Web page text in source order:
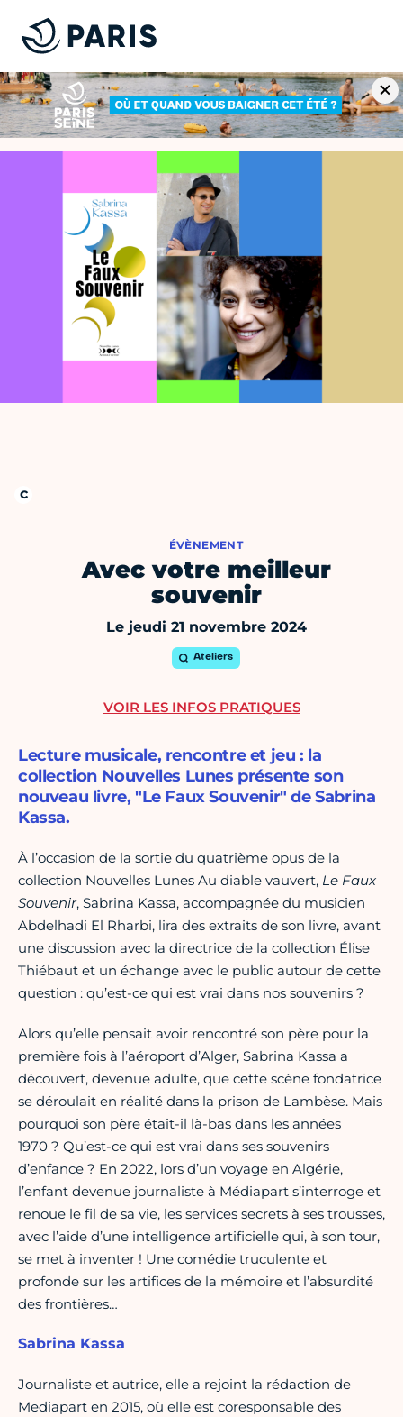
ÉVÈNEMENT
Avec votre meilleur
souvenir
Le jeudi 21 novembre 2024
Ateliers
Lecture musicale, rencontre et jeu : la
collection Nouvelles Lunes présente son
nouveau livre, "Le Faux Souvenir" de Sabrina
Kassa.
À l’occasion de la sortie du quatrième opus de la
collection Nouvelles Lunes Au diable vauvert, Le Faux
Souvenir, Sabrina Kassa, accompagnée du musicien
Abdelhadi El Rharbi, lira des extraits de son livre, avant
une discussion avec la directrice de la collection Élise
Thiébaut et un échange avec le public autour de cette
question : qu’est-ce qui est vrai dans nos souvenirs ?
Alors qu’elle pensait avoir rencontré son père pour la
première fois à l’aéroport d’Alger, Sabrina Kassa a
découvert, devenue adulte, que cette scène fondatrice
se déroulait en réalité dans la prison de Lambèse. Mais
pourquoi son père était-il là-bas dans les années
1970 ? Qu’est-ce qui est vrai dans ses souvenirs
d’enfance ? En 2022, lors d’un voyage en Algérie,
l’enfant devenue journaliste à Médiapart s’interroge et
renoue le fil de sa vie, les services secrets à ses trousses,
avec l’aide d’une intelligence artificielle qui, à son tour,
se met à inventer ! Une comédie truculente et
profonde sur les artifices de la mémoire et l’absurdité
des frontières…
Sabrina Kassa
Journaliste et autrice, elle a rejoint la rédaction de
Mediapart en 2015, où elle est coresponsable des
VOIR LES INFOS PRATIQUES